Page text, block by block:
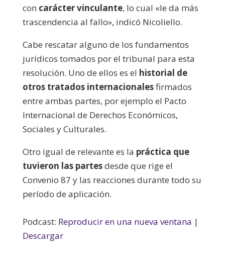
con carácter vinculante, lo cual «le da más
trascendencia al fallo», indicó Nicoliello.
Cabe rescatar alguno de los fundamentos
jurídicos tomados por el tribunal para esta
resolución. Uno de ellos es el historial de
otros tratados internacionalesfirmados
entre ambas partes, por ejemplo el Pacto
Internacional de Derechos Económicos,
Sociales y Culturales.
Otro igual de relevante es la práctica que
tuvieron las partesdesde que rige el
Convenio 87 y las reacciones durante todo su
período de aplicación.
Podcast: Reproducir en una nueva ventana |
Descargar